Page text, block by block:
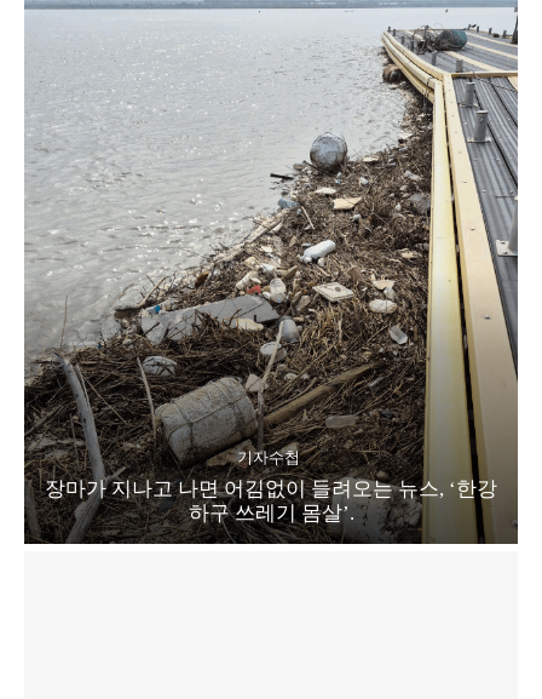
기자수첩
장마가 지나고 나면 어김없이 들려오는 뉴스, ‘한강
하구 쓰레기 몸살’.